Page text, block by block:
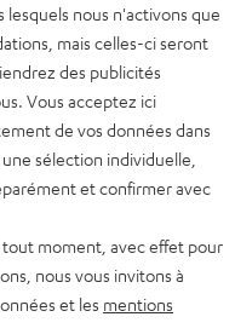
lesquels nous n'activons que
mais celles-ci seront
des publicités
Vous acceptez ici
de vos données dans
sélection individuelle,
et confirmer avec
moment, avec effet pour
nous vous invitons à
et les mentions